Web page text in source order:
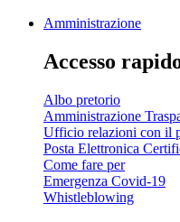
Amministrazione
Accesso
Albo pretorio
Amministrazione
Ufficio relazioni con il
Posta Elettronica
Come fare per
Emergenza Covid-19
Whistleblowing